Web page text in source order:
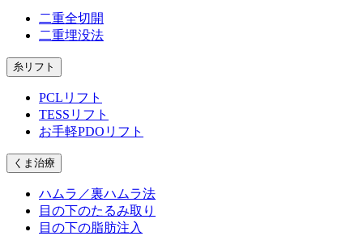
二重全切開
二重埋没法
糸リフト
PCLリフト
TESSリフト
お手軽PDOリフト
くま治療
ハムラ／裏ハムラ法
目の下のたるみ取り
目の下の脂肪注入